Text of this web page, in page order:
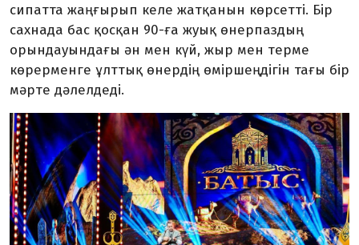
сипатта жаңғырып келе жатқанын көрсетті. Бір
сахнада бас қосқан 90-ға жуық өнерпаздың
орындауындағы ән мен күй, жыр мен терме
көрерменге ұлттық өнердің өміршеңдігін тағы бір
мәрте дәлелдеді.